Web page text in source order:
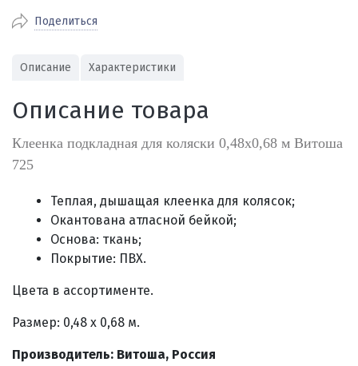
доставка
стоимость доставки
службами Пэк, Кит, Луч, Сдэк, Озон
доставка, Почта РФ или любой другой
транспортной компанией на Ваш выбор
Наличными при получении (для
городов)
городов)
Поделиться
Описание Характеристики
Описание товара
Клеенка подкладная для коляски 0,48х0,68 м Витоша
725
Теплая, дышащая клеенка для колясок;
Окантована атласной бейкой;
Основа: ткань;
Покрытие: ПВХ.
Цвета в ассортименте.
Размер: 0,48 х 0,68 м.
Производитель: Витоша, Россия